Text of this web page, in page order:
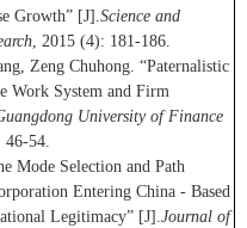
Growth” [J].Science and
, 2015 (4): 181-186.
Zeng Chuhong. “Paternalistic
Work System and Firm
University of Finance
46-54.
Mode Selection and Path
Entering China - Based
Legitimacy” [J].Journal of